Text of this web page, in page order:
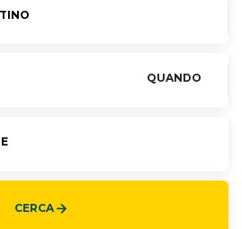
QUANDO
CERCA